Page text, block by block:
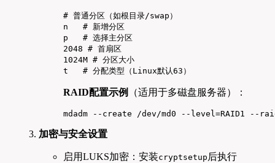
# 普通分区（如根目录/swap）
n   # 新增分区
p   # 选择主分区
2048 # 首扇区
1024M # 分区大小
t   # 分配类型（Linux默认63）
RAID配置示例 （适用于多磁盘服务器）：
mdadm --create /dev/md0 --level=RAID1 --
加密与安全设置
启用LUKS加密：安装cryptsetup 后执行